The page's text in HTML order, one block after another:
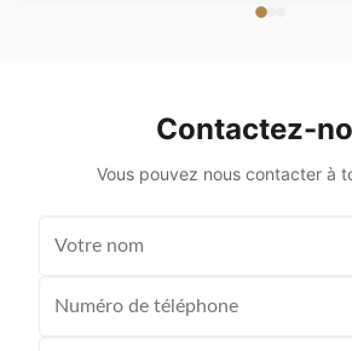
connexion Dyn11 personnalisable. Idéal
Contactez-
Vous pouvez nous contacter à